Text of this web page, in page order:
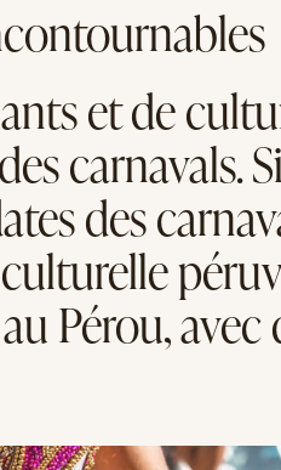
et de
carnavals.
des
Pérou,